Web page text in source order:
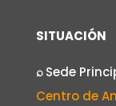
SITUACIÓN
⌕Sede
Centro de